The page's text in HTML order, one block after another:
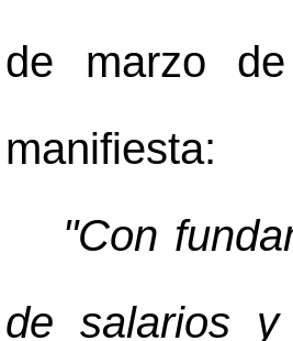
de marzo
manifiesta:
"Con
de salarios